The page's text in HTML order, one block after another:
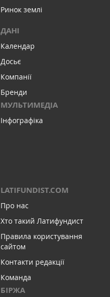
Ринок землі
ДАНІ
Календар
Досьє
Компанії
Бренди
МУЛЬТИМЕДІА
Інфографіка
LATIFUNDIST.COM
Про нас
Хто такий Латифундист
Правила користування
сайтом
Контакти редакції
Команда
БІРЖА